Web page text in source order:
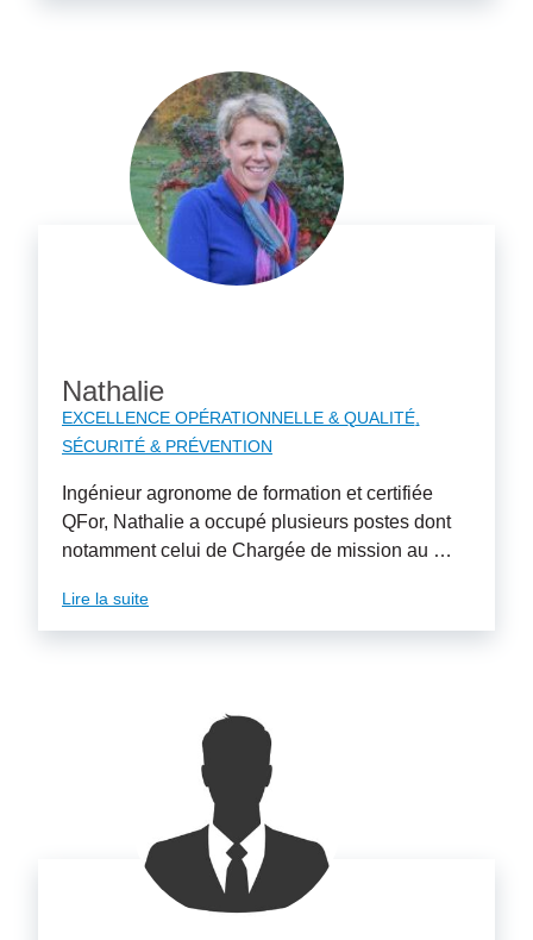
Nathalie
EXCELLENCE OPÉRATIONNELLE & QUALITÉ
SÉCURITÉ & PRÉVENTION
Ingénieur agronome de formation et certifiée
QFor, Nathalie a occupé plusieurs postes dont
notamment celui de Chargée de mission au …
Lire la suite